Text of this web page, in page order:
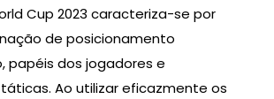
Cup 2023 caracteriza-se por
de posicionamento
papéis dos jogadores e
Ao utilizar eficazmente os